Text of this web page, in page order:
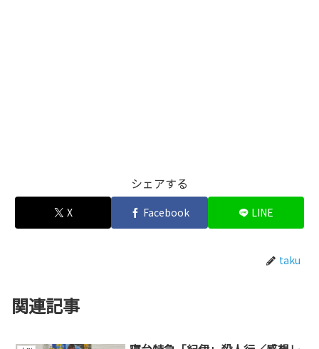
シェアする
X Facebook LINE
taku
関連記事